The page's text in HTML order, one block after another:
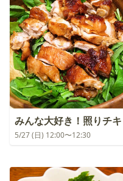
みんな大好き！照りチキ
5/27 (日) 12:00〜12:30